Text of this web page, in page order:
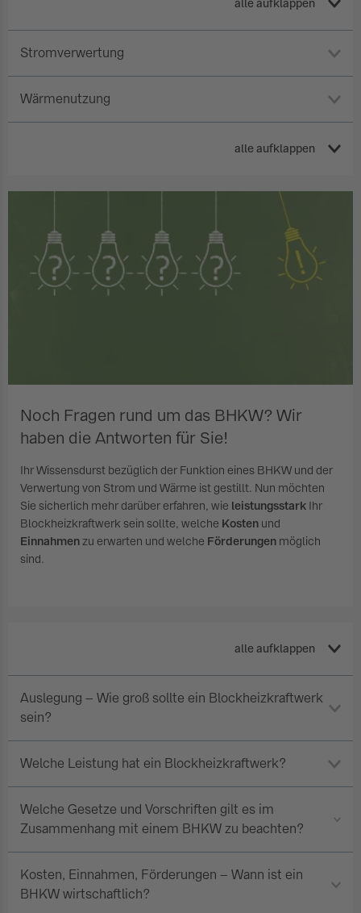
alle aufklappen
Stromverwertung
Wärmenutzung
alle aufklappen
Noch Fragen rund um das BHKW? Wir
haben die Antworten für Sie!
Ihr Wissensdurst bezüglich der Funktion eines BHKW und der
Verwertung von Strom und Wärme ist gestillt. Nun möchten
Sie sicherlich mehr darüber erfahren, wie leistungsstark Ihr
Blockheizkraftwerk sein sollte, welche Kosten und
Einnahmenzu erwarten und welche Förderungen möglich
sind.
alle aufklappen
Auslegung – Wie groß sollte ein Blockheizkraftwerk
sein?
Welche Leistung hat ein Blockheizkraftwerk?
Welche Gesetze und Vorschriften gilt es im
Zusammenhang mit einem BHKW zu beachten?
Kosten, Einnahmen, Förderungen – Wann ist ein
BHKW wirtschaftlich?